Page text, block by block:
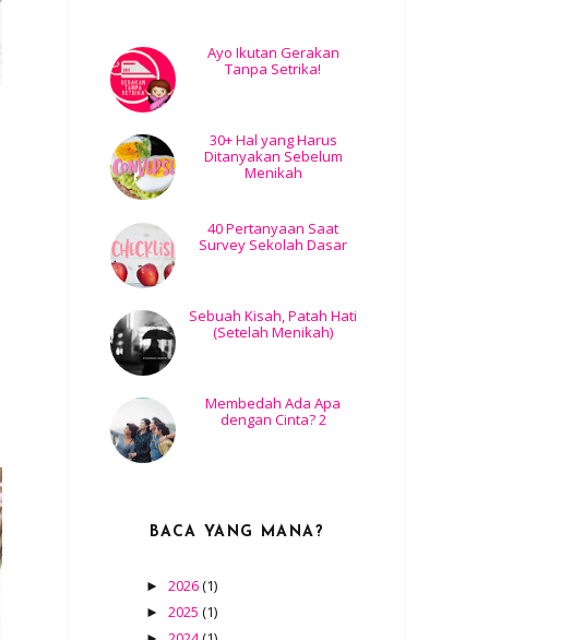
Ayo Ikutan Gerakan
Tanpa Setrika!
30+ Hal yang Harus
Ditanyakan Sebelum
Menikah
40 Pertanyaan Saat
Survey Sekolah Dasar
Sebuah Kisah, Patah Hati
(Setelah Menikah)
Membedah Ada Apa
dengan Cinta? 2
BACA YANG MANA?
►2026(1)
►2025(1)